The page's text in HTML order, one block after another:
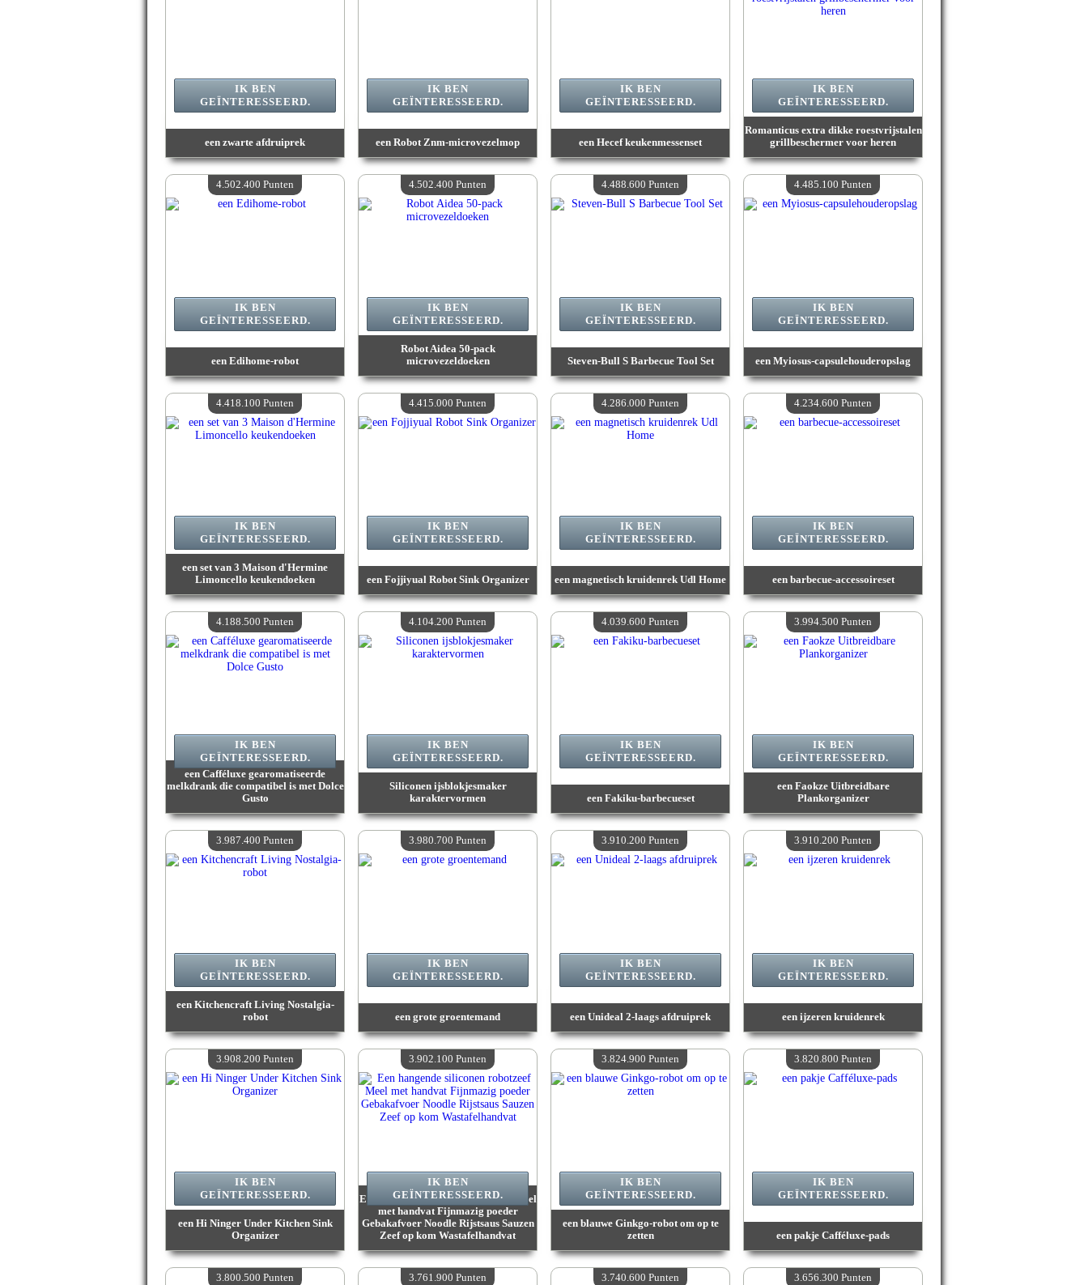
een zwarte afdruiprek
Waarde :5 007 200 Gekke punten
Beschikbare hoeveelheid :4
IK BEN
GEÏNTERESSEERD.
een Robot Znm-microvezelmop
Waarde :4 988 900 Gekke punten
Beschikbare hoeveelheid :4
IK BEN
GEÏNTERESSEERD.
een Hecef keukenmessenset
Waarde :4 672 000 Gekke punten
Beschikbare hoeveelheid :4
IK BEN
GEÏNTERESSEERD.
Romanticus extra dikke roestvrijstalen
grillbeschermer voor heren
Waarde :4 572 900 Gekke punten
Beschikbare hoeveelheid :4
IK BEN
GEÏNTERESSEERD.
een Edihome-robot
Waarde :4 502 400 Gekke punten
Beschikbare hoeveelheid :4
IK BEN
GEÏNTERESSEERD.
4.502.400 Punten
Robot Aidea 50-pack
microvezeldoeken
Waarde :4 502 400 Gekke punten
Beschikbare hoeveelheid :4
IK BEN
GEÏNTERESSEERD.
4.502.400 Punten
Steven-Bull S Barbecue Tool Set
Waarde :4 488 600 Gekke punten
Beschikbare hoeveelheid :4
IK BEN
GEÏNTERESSEERD.
4.488.600 Punten
een Myiosus-capsulehouderopslag
Waarde :4 485 100 Gekke punten
Beschikbare hoeveelheid :4
IK BEN
GEÏNTERESSEERD.
4.485.100 Punten
een set van 3 Maison d'Hermine
Limoncello keukendoeken
Waarde :4 418 100 Gekke punten
Beschikbare hoeveelheid :4
IK BEN
GEÏNTERESSEERD.
4.418.100 Punten
een Fojjiyual Robot Sink Organizer
Waarde :4 415 000 Gekke punten
Beschikbare hoeveelheid :4
IK BEN
GEÏNTERESSEERD.
4.415.000 Punten
een magnetisch kruidenrek Udl Home
Waarde :4 286 000 Gekke punten
Beschikbare hoeveelheid :4
IK BEN
GEÏNTERESSEERD.
4.286.000 Punten
een barbecue-accessoireset
Waarde :4 234 600 Gekke punten
Beschikbare hoeveelheid :4
IK BEN
GEÏNTERESSEERD.
4.234.600 Punten
een Cafféluxe gearomatiseerde
melkdrank die compatibel is met Dolce
Gusto
Waarde :4 188 500 Gekke punten
Beschikbare hoeveelheid :4
IK BEN
GEÏNTERESSEERD.
4.188.500 Punten
Siliconen ijsblokjesmaker
karaktervormen
Waarde :4 104 200 Gekke punten
Beschikbare hoeveelheid :4
IK BEN
GEÏNTERESSEERD.
4.104.200 Punten
een Fakiku-barbecueset
Waarde :4 039 600 Gekke punten
Beschikbare hoeveelheid :4
IK BEN
GEÏNTERESSEERD.
4.039.600 Punten
een Faokze Uitbreidbare
Plankorganizer
Waarde :3 994 500 Gekke punten
Beschikbare hoeveelheid :4
IK BEN
GEÏNTERESSEERD.
3.994.500 Punten
een Kitchencraft Living Nostalgia-
robot
Waarde :3 987 400 Gekke punten
Beschikbare hoeveelheid :4
IK BEN
GEÏNTERESSEERD.
3.987.400 Punten
een grote groentemand
Waarde :3 980 700 Gekke punten
Beschikbare hoeveelheid :4
IK BEN
GEÏNTERESSEERD.
3.980.700 Punten
een Unideal 2-laags afdruiprek
Waarde :3 910 200 Gekke punten
Beschikbare hoeveelheid :4
IK BEN
GEÏNTERESSEERD.
3.910.200 Punten
een ijzeren kruidenrek
Waarde :3 910 200 Gekke punten
Beschikbare hoeveelheid :4
IK BEN
GEÏNTERESSEERD.
3.910.200 Punten
een Hi Ninger Under Kitchen Sink
Organizer
Waarde :3 908 200 Gekke punten
Beschikbare hoeveelheid :4
IK BEN
GEÏNTERESSEERD.
3.908.200 Punten
Een hangende siliconen robotzeef Meel
met handvat Fijnmazig poeder
Gebakafvoer Noodle Rijstsaus Sauzen
Zeef op kom Wastafelhandvat
Waarde :3 902 100 Gekke punten
Beschikbare hoeveelheid :4
IK BEN
GEÏNTERESSEERD.
3.902.100 Punten
een blauwe Ginkgo-robot om op te
zetten
Waarde :3 824 900 Gekke punten
Beschikbare hoeveelheid :4
IK BEN
GEÏNTERESSEERD.
3.824.900 Punten
een pakje Cafféluxe-pads
Waarde :3 820 800 Gekke punten
Beschikbare hoeveelheid :4
IK BEN
GEÏNTERESSEERD.
3.820.800 Punten
3.800.500 Punten 3.761.900 Punten 3.740.600 Punten 3.656.300 Punten